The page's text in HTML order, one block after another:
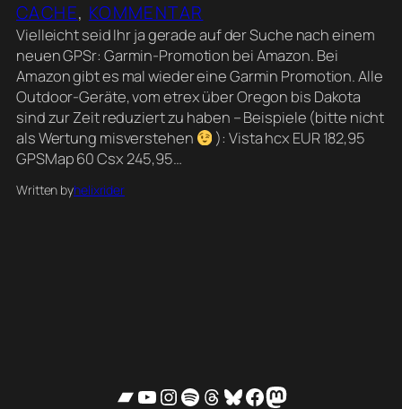
CACHE, KOMMENTAR
Vielleicht seid Ihr ja gerade auf der Suche nach einem
neuen GPSr: Garmin-Promotion bei Amazon. Bei
Amazon gibt es mal wieder eine Garmin Promotion. Alle
Outdoor-Geräte, vom etrex über Oregon bis Dakota
sind zur Zeit reduziert zu haben – Beispiele (bitte nicht
als Wertung misverstehen
): Vista hcx EUR 182,95
GPSMap 60 Csx 245,95…
Written byhelixrider
Bandcamp
YouTube
Instagram
Spotify
Threads
Bluesky
Facebook
Mastodon